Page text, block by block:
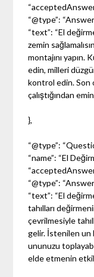
“@type”:
“text”: “El
zemin
montajını yapın.
edin, milleri
kontrol edin. Son
çalıştığından
},
“@type”:
“name”: “El
“@type”:
“text”: “El
tahılları
çevrilmesiyle
gelir. İstenilen un
ununuzu
elde etmenin